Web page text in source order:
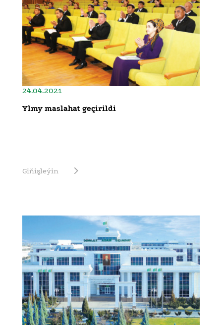
24.04.2021
Ylmy maslahat geçirildi
Giňişleýin